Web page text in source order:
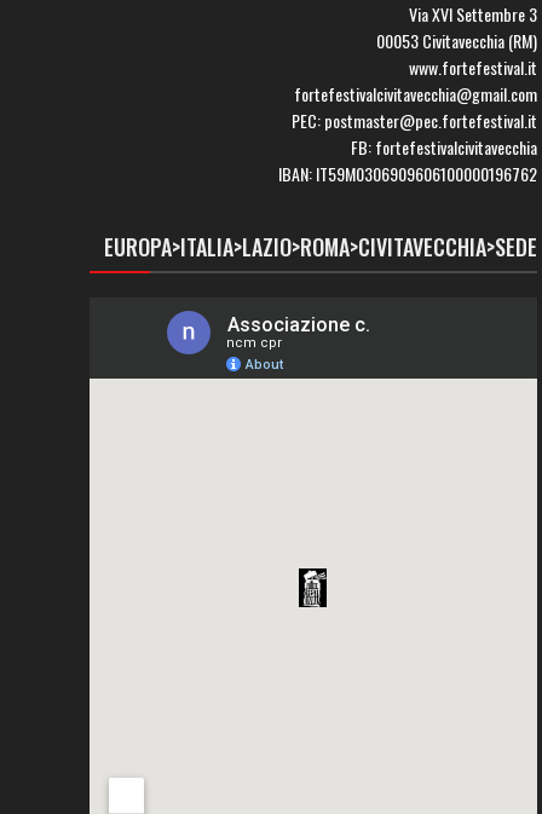
Via XVI Settembre 3
00053 Civitavecchia (RM)
www.fortefestival.it
fortefestivalcivitavecchia@gmail.com
PEC: postmaster@pec.fortefestival.it
FB: fortefestivalcivitavecchia
IBAN: IT59M0306909606100000196762
EUROPA>ITALIA>LAZIO>ROMA>CIVITAVECCHIA>SEDE